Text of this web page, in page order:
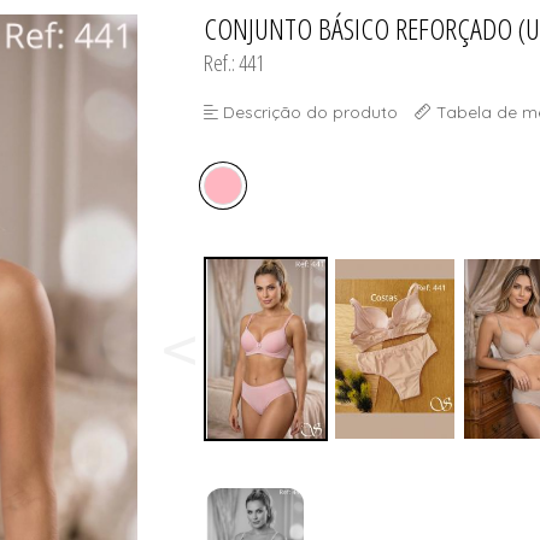
TODOS DE
CONJUNTO BÁSICO REFORÇADO
Ref.: 441
Descrição do produto Tabela de